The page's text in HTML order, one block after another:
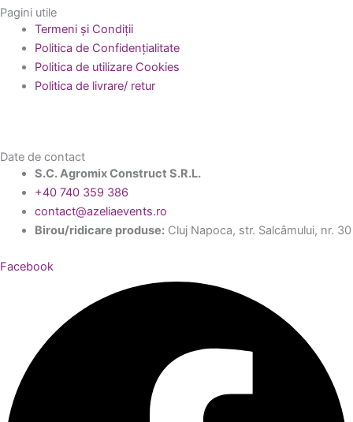
Pagini utile
Termeni și Condiții
Politica de Confidențialitate
Politica de utilizare Cookies
Politica de livrare/ retur
Date de contact
S.C. Agromix Construct S.R.L.
+40 740 359 386
contact@azeliaevents.ro
Birou/ridicare produse:Cluj Napoca, str. Salcâmului, nr. 30
Facebook